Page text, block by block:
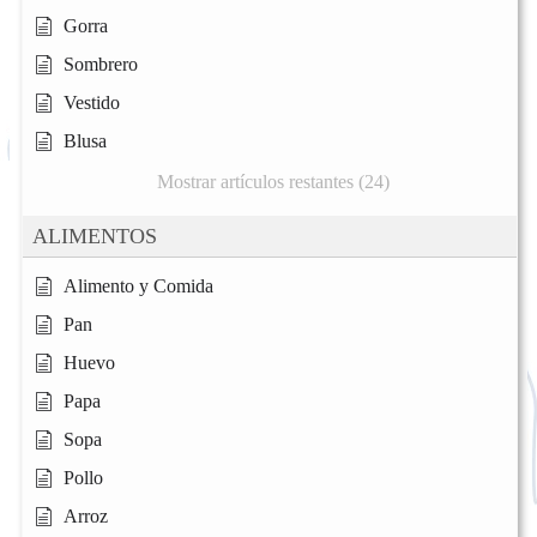
Gorra
Sombrero
Vestido
Blusa
Mostrar artículos restantes (24)
ALIMENTOS
Alimento y Comida
Pan
Huevo
Papa
Sopa
Pollo
Arroz